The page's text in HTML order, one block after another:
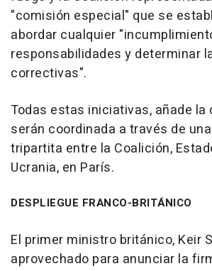
"comisión especial" que se
abordar cualquier
responsabilidades y determinar
correctivas".
Todas estas iniciativas, añade la
serán coordinada a través de
tripartita entre la Coalición,
Ucrania, en París.
DESPLIEGUE FRANCO-BRITÁNICO
El primer ministro británico, Keir
aprovechado para anunciar la